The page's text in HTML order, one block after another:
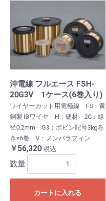
沖電線 フルエース FSH-
20G3V 1ケース(6巻入り)
ワイヤーカット用電極線 FS：黄
銅製 IBワイヤ H：硬材 20：線
径0.2mm G3：ボビン記号3kg巻
き×6巻 V：ノンパラフィン
￥56,320 税込
数量
カートに入れる